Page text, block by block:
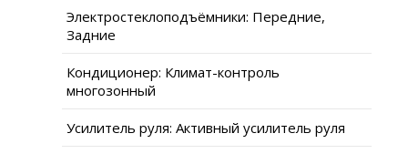
Электростеклоподъёмники: Передние,
Задние
Кондиционер: Климат-контроль
многозонный
Усилитель руля: Активный усилитель руля